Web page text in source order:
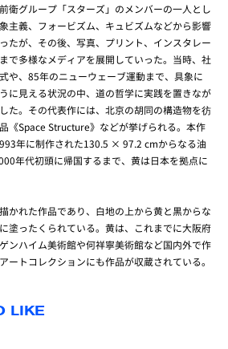
衛グループ「スターズ」のメンバーの一人とし
主義、フォービズム、キュビズムなどから影響
たが、その後、写真、プリント、インスタレー
で多様なメディアを展開していった。当時、社
や、85年のニューウェーブ運動まで、具象に
に見える状況の中、道の哲学に実践を置きなが
た。その代表作には、北京の胡同の構造物を彷
《Space Structure》などが挙げられる。本作
年に制作された130.5 × 97.2 cmからなる油
年代初頭に帰国するまで、黄は日本を拠点に
かれた作品であり、白地の上から黄と黒からな
塗ったくられている。黄は、これまでに大阪府
ンハイム美術館や何祥寧美術館など国内外で作
ートコレクションにも作品が収蔵されている。
LIKE